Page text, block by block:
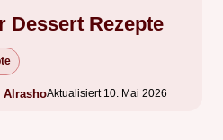
Dessert Rezepte
AlrashoAktualisiert 10. Mai 2026